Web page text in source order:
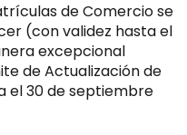
de Comercio se
(con validez hasta el
excepcional
de Actualización de
el 30 de septiembre